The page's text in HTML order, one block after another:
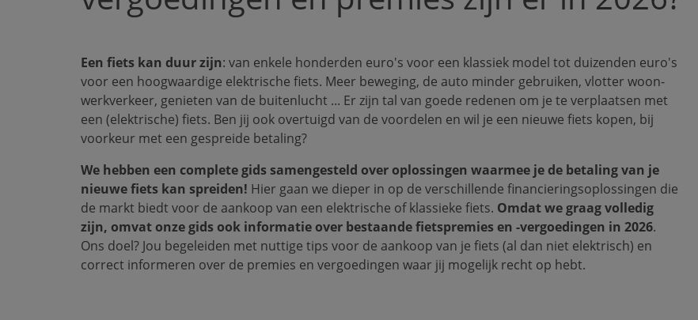
Een fiets kan duur zijn: van enkele honderden euro's voor een klassiek model tot duizenden euro's
voor een hoogwaardige elektrische fiets. Meer beweging, de auto minder gebruiken, vlotter woon-
werkverkeer, genieten van de buitenlucht ... Er zijn tal van goede redenen om je te verplaatsen met
een (elektrische) fiets. Ben jij ook overtuigd van de voordelen en wil je een nieuwe fiets kopen, bij
voorkeur met een gespreide betaling?
We hebben een complete gids samengesteld over oplossingen waarmee je de betaling van je
nieuwe fiets kan spreiden! Hier gaan we dieper in op de verschillende financieringsoplossingen die
de markt biedt voor de aankoop van een elektrische of klassieke fiets. Omdat we graag volledig
zijn, omvat onze gids ook informatie over bestaande fietspremies en -vergoedingen in 2026.
Ons doel? Jou begeleiden met nuttige tips voor de aankoop van je fiets (al dan niet elektrisch) en
correct informeren over de premies en vergoedingen waar jij mogelijk recht op hebt.